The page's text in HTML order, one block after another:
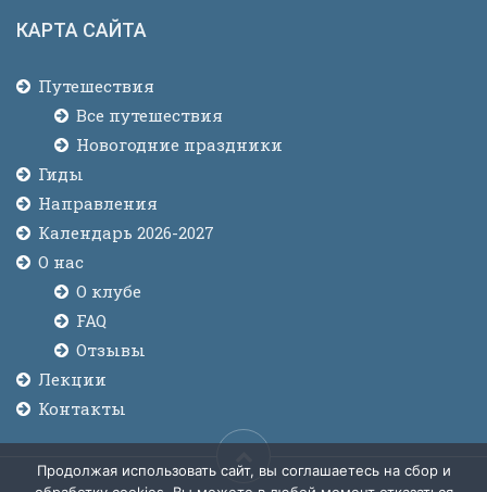
КАРТА САЙТА
Путешествия
Все путешествия
Новогодние праздники
Гиды
Направления
Календарь 2026-2027
О нас
О клубе
FAQ
Отзывы
Лекции
Контакты
Продолжая использовать сайт, вы соглашаетесь на сбор и